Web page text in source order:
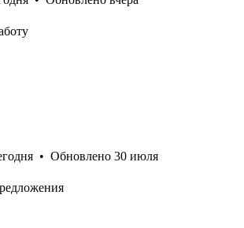
• Обновлено 30 июля